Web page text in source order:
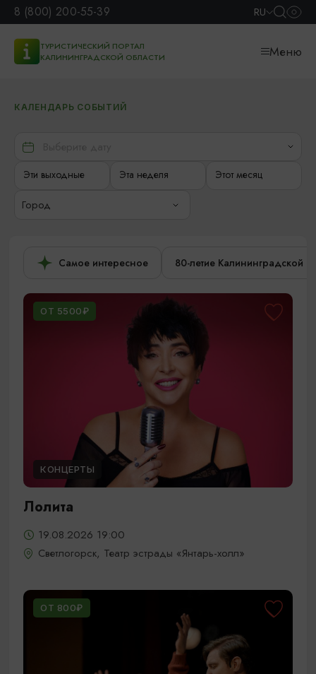
8 (800) 200-55-39 RU
ТУРИСТИЧЕСКИЙ ПОРТАЛ
КАЛИНИНГРАДСКОЙ ОБЛАСТИ
Меню
КАЛЕНДАРЬ СОБЫТИЙ
Эти выходные Эта неделя Этот месяц
Город
Самое интересное 80-летие Калининградской
ОТ 5500₽
КОНЦЕРТЫ
Лолита
19.08.2026 19:00
Светлогорск, Театр эстрады «Янтарь-холл»
ОТ 800₽